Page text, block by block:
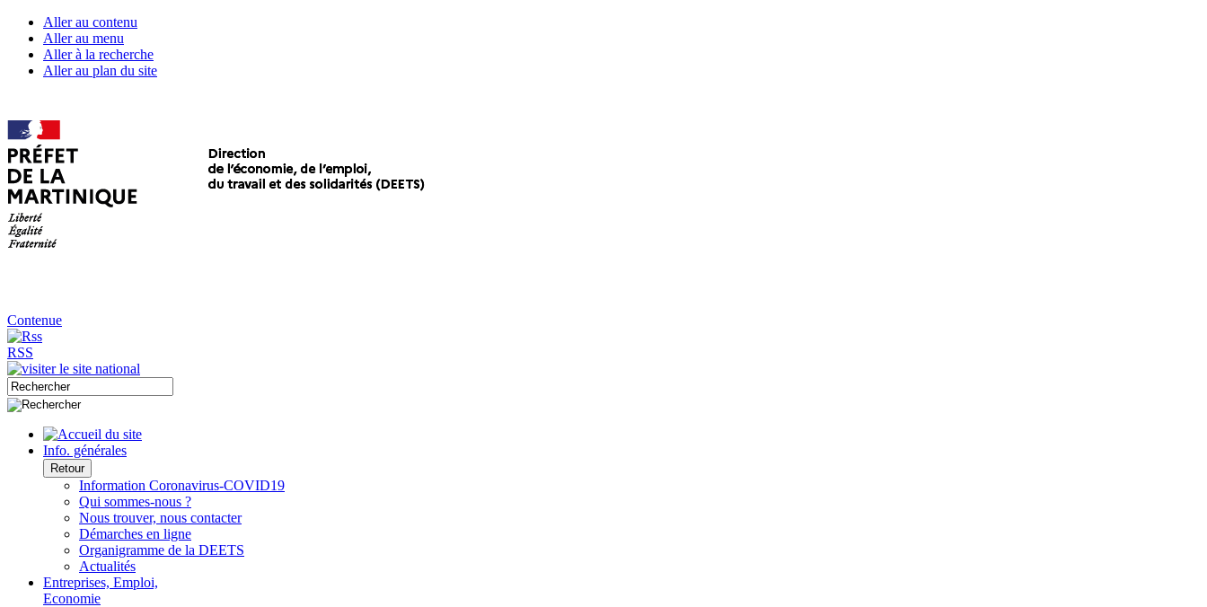
Aller au contenu
Aller au menu
Aller à la recherche
Aller au plan du site
Contenue
RSS
Info. générales
Retour
Information Coronavirus-COVID19
Qui sommes-nous ?
Nous trouver, nous contacter
Démarches en ligne
Organigramme de la DEETS
Actualités
Entreprises, Emploi,
Economie